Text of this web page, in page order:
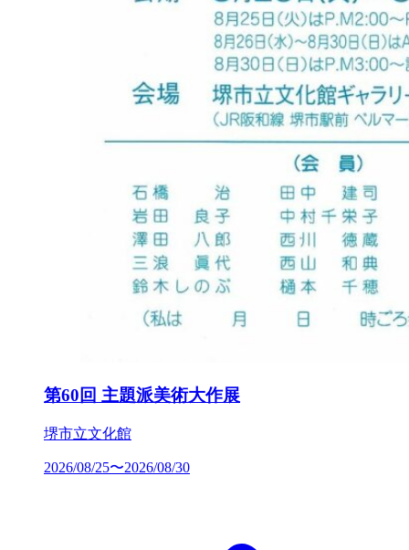
第60回 主題派美術大作展
堺市立文化館
2026/08/25〜2026/08/30